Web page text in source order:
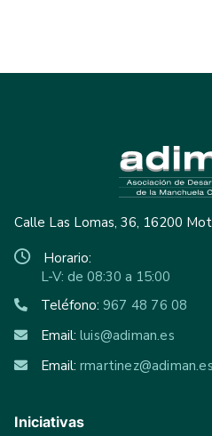
Calle Las Lomas, 36, 16200
Horario:
L-V: de 08:30 a 15:00
Teléfono: 967 48 76 08
Email: luis@adiman.es
Email: rmartinez@adiman.es
Iniciativas